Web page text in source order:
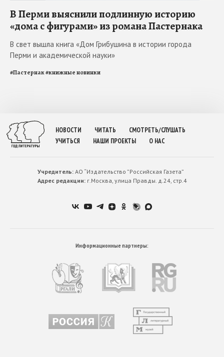
В Перми выяснили подлинную историю
«дома с фигурами» из романа Пастернака
В свет вышла книга «Дом Грибушина в истории города
Перми и академической науки»
#Пастернак#книжные новинки
НОВОСТИ ЧИТАТЬ
СМОТРЕТЬ/СЛУШАТЬ
УЧИТЬСЯ
НАШИ ПРОЕКТЫ О НАС
Учредитель:АО “Издательство ”Российская Газета”
Адрес редакции:г.Москва, улица Правды. д.24, стр.4
Информационные партнеры: